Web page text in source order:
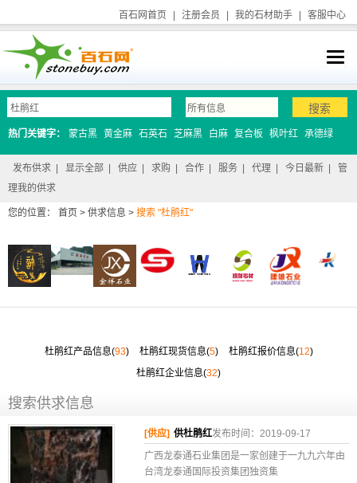
百石网首页 注册会员 我的石材助手 客服中心
热门关键字： 蒙古黑 黄金麻 石英石 芝麻黑 白麻 复合板 枫叶红 承德绿
发布供求 显示全部 供应 求购 合作 服务 代理 今日最新
管
理我的供求
您的位置： 首页 > 供求信息 > 搜索 "杜鹃红"
杜鹃红产品信息(93) 杜鹃红现货信息(5) 杜鹃红报价信息(12)
杜鹃红企业信息(32)
搜索供求信息
[供应] 供杜鹃红发布时间：2019-09-17
广西龙泰通石业集团是一家创建于一九九六年由
台湾龙泰通国际投资集团独资集